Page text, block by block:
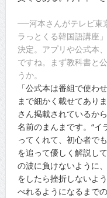
──河本さんがテレビ東
ラっとくる韓国語講座
決定。アプリや公式本
ですね。まず教科書と
うか。
「公式本は番組で使わ
まで細かく載せてあり
さん掲載されているか
名前のまんまです。“イ
ってくれて、初心者で
を追って優しく解説し
の波に負けないように
をしたら挫折しないよ
べれるようになるまで